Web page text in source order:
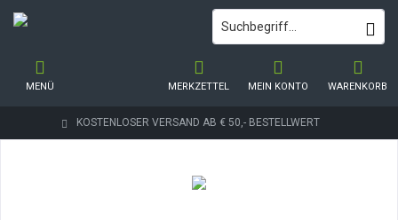
KOSTENLOSER VERSAND AB € 50,- BESTELLWERT
WARENKORB
MERKZETTEL MEIN KONTO
MENÜ